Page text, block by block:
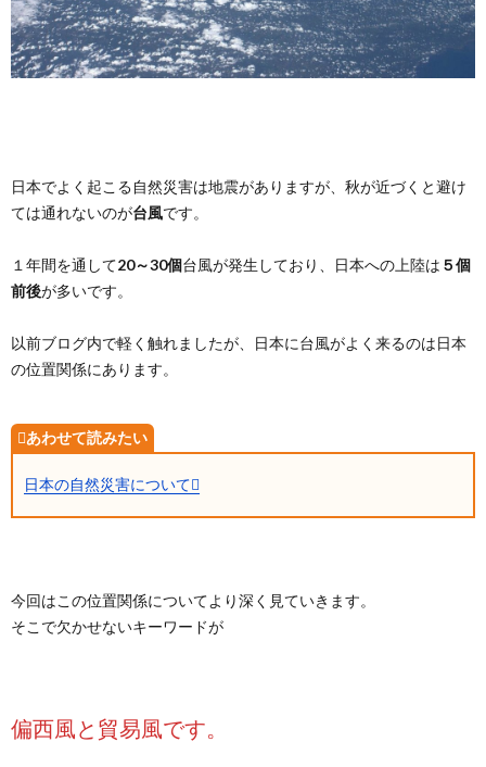
日本でよく起こる自然災害は地震がありますが、秋が近づくと避け
ては通れないのが台風です。
１年間を通して20～30個台風が発生しており、日本への上陸は ５個
前後が多いです。
以前ブログ内で軽く触れましたが、日本に台風がよく来るのは日本
の位置関係にあります。
日本の自然災害について
今回はこの位置関係についてより深く見ていきます。
そこで欠かせないキーワードが
偏西風と貿易風です。